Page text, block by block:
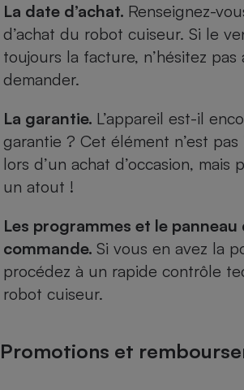
La date d’achat. Renseignez-
d’achat du robot cuiseur. Si le
toujours la facture, n’hésitez pas
demander.
La garantie. L’appareil est-il
garantie ? Cet élément n’est
lors d’un achat d’occasion,
un atout !
Les programmes et le panneau
commande. Si vous en avez la
procédez à un rapide contrôle
robot cuiseur.
Promotions et